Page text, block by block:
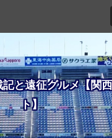
と遠征グルメ【関
ト】